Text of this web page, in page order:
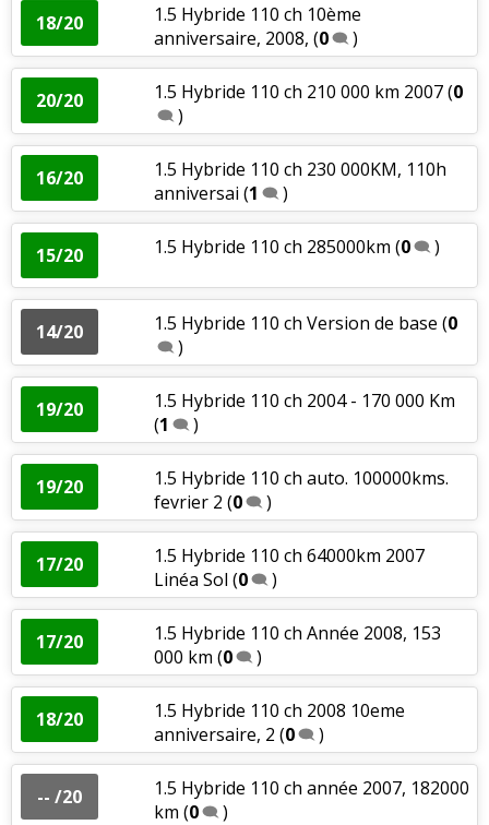
18/20
1.5 Hybride 110 ch 10ème
anniversaire, 2008, (0 )
20/20 1.5 Hybride 110 ch 210 000 km 2007(0
)
16/20
1.5 Hybride 110 ch 230 000KM, 110h
anniversai (1 )
15/20 1.5 Hybride 110 ch 285000km (0 )
14/20 1.5 Hybride 110 ch Version de base (0
)
19/20
1.5 Hybride 110 ch 2004 - 170 000 Km
(1 )
19/20
1.5 Hybride 110 ch auto. 100000kms.
fevrier 2 (0 )
17/20
1.5 Hybride 110 ch 64000km 2007
Linéa Sol (0 )
17/20
1.5 Hybride 110 ch Année 2008, 153
000 km (0 )
18/20
1.5 Hybride 110 ch 2008 10eme
anniversaire, 2 (0 )
-- /20
1.5 Hybride 110 ch année 2007, 182000
km (0 )